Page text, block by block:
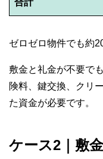
合計
ゼロゼロ物件でも約
敷金と礼金が不要で
険料、鍵交換、クリ
た資金が必要です。
ケース2｜敷